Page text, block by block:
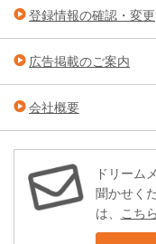
登録情報の確認・変更
広告掲載のご案内
会社概要
ドリーム
聞かせく
は、 こち